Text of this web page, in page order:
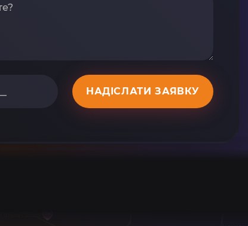
НАДІСЛАТИ ЗАЯВКУ